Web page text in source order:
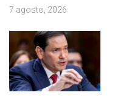
7 agosto, 2026